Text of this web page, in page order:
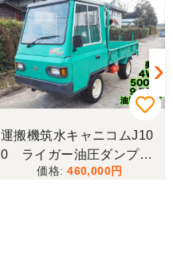
運搬機筑水キャニコムJ10
0 ライガー油圧ダンプ、
パワステ、公道可
460,000